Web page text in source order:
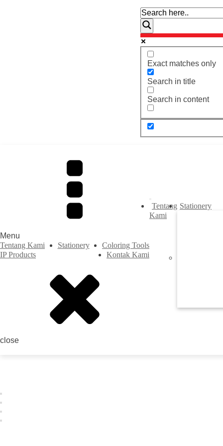
Exact matches only
Search in title
Search in content
Menu
Tentang Kami
Stationery
Coloring Tools
IP Products
Kontak Kami
close
Tentang
Kami
Stationery